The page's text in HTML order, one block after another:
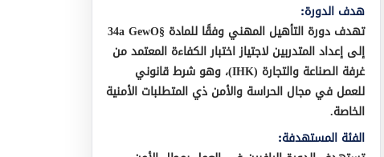
هدف الدورة:
تهدف دورة التأهيل المهني وفقًا للمادة §34a GewO
إلى إعداد المتدربين لاجتياز اختبار الكفاءة المعتمد من
غرفة الصناعة والتجارة (IHK)، وهو شرط قانوني
للعمل في مجال الحراسة والأمن ذي المتطلبات الأمنية
الخاصة.
الفئة المستهدفة: